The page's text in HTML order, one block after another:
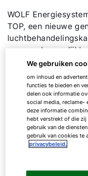
WOLF
TOP, een nieuwe
zeer veel
gestandaardiseerd
kortste levertijden
De serie bestaat
bouwgroottes,
bouwgroottes nu
filterafmetingen. Bij
We gebruiken
om inhoud en
functies te bieden en
delen ook informatie
social media, reclame-
deze informatie
hebt verstrekt of die zij
gebruik van de
gebruik van cookies te
privacybeleid.